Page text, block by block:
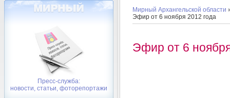
Пресс-служба:
новости, статьи, фоторепортажи
Мирный Архангельской области
Эфир от 6 ноября 2012 года
Эфир от 6